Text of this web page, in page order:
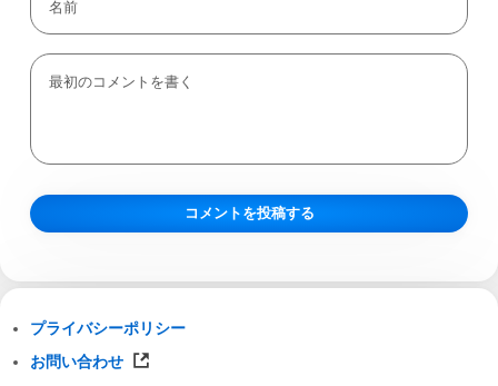
プライバシーポリシー
お問い合わせ